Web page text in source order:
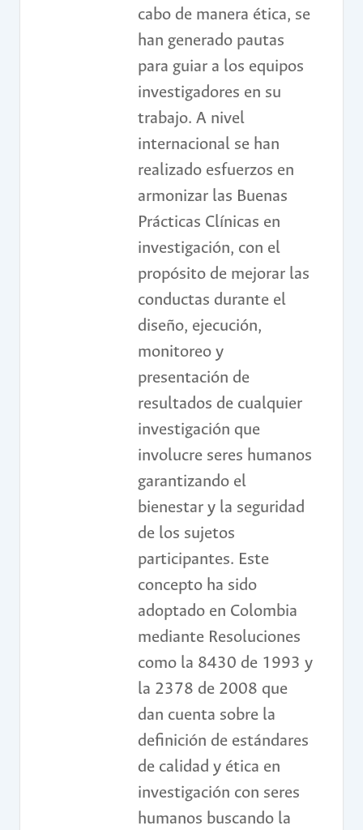
cabo de manera ética, se
han generado pautas
para guiar a los equipos
investigadores en su
trabajo. A nivel
internacional se han
realizado esfuerzos en
armonizar las Buenas
Prácticas Clínicas en
investigación, con el
propósito de mejorar las
conductas durante el
diseño, ejecución,
monitoreo y
presentación de
resultados de cualquier
investigación que
involucre seres humanos
garantizando el
bienestar y la seguridad
de los sujetos
participantes. Este
concepto ha sido
adoptado en Colombia
mediante Resoluciones
como la 8430 de 1993 y
la 2378 de 2008 que
dan cuenta sobre la
definición de estándares
de calidad y ética en
investigación con seres
humanos buscando la